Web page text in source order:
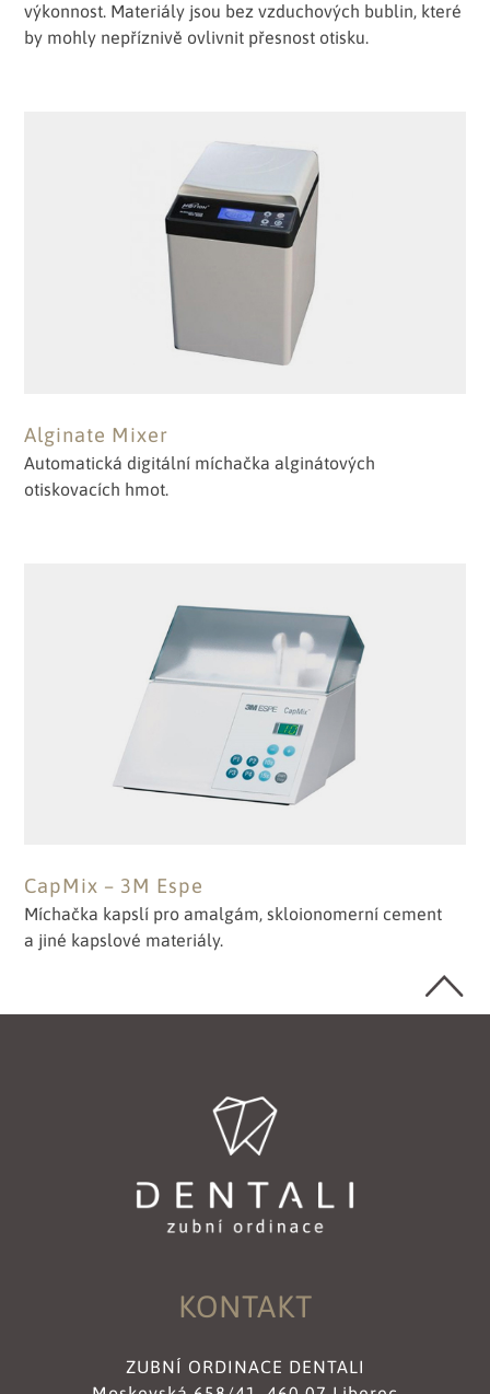
výkonnost. Materiály jsou bez vzduchových bublin, které
by mohly nepříznivě ovlivnit přesnost otisku.
Alginate Mixer
Automatická digitální míchačka alginátových
otiskovacích hmot.
CapMix – 3M Espe
Míchačka kapslí pro amalgám, skloionomerní cement
a jiné kapslové materiály.
KONTAKT
ZUBNÍ ORDINACE DENTALI